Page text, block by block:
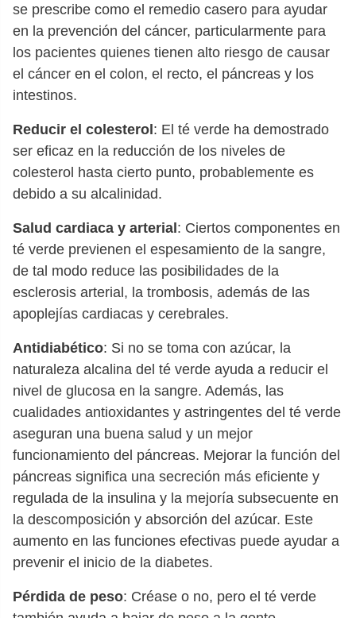
se prescribe como el remedio casero para ayudar
en la prevención del cáncer, particularmente para
los pacientes quienes tienen alto riesgo de causar
el cáncer en el colon, el recto, el páncreas y los
intestinos.
Reducir el colesterol: El té verde ha demostrado
ser eficaz en la reducción de los niveles de
colesterol hasta cierto punto, probablemente es
debido a su alcalinidad.
Salud cardiaca y arterial: Ciertos componentes en
té verde previenen el espesamiento de la sangre,
de tal modo reduce las posibilidades de la
esclerosis arterial, la trombosis, además de las
apoplejías cardiacas y cerebrales.
Antidiabético: Si no se toma con azúcar, la
naturaleza alcalina del té verde ayuda a reducir el
nivel de glucosa en la sangre. Además, las
cualidades antioxidantes y astringentes del té verde
aseguran una buena salud y un mejor
funcionamiento del páncreas. Mejorar la función del
páncreas significa una secreción más eficiente y
regulada de la insulina y la mejoría subsecuente en
la descomposición y absorción del azúcar. Este
aumento en las funciones efectivas puede ayudar a
prevenir el inicio de la diabetes.
Pérdida de peso: Créase o no, pero el té verde